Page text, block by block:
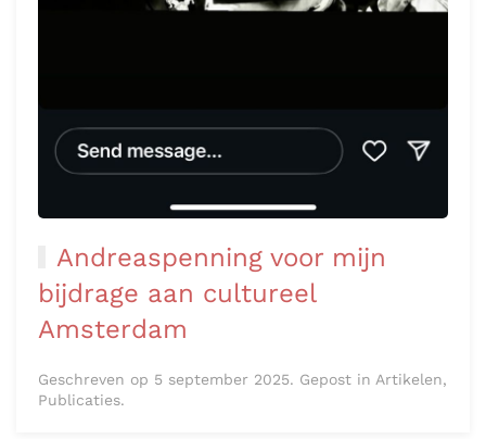
Andreaspenning voor mijn
bijdrage aan cultureel
Amsterdam
Geschreven op 5 september 2025. Gepost in Artikelen,
Publicaties.